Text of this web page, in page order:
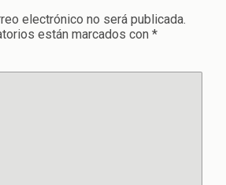
electrónico no será publicada.
están marcados con *